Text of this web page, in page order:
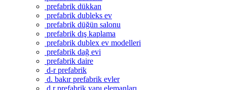
prefabrik dükkan
prefabrik dubleks ev
prefabrik düğün salonu
prefabrik dış kaplama
prefabrik dublex ev modelleri
prefabrik dağ evi
prefabrik daire
d-r prefabrik
d. bakır prefabrik evler
d.r prefabrik yapı elemanları